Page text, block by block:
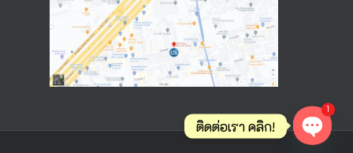
ติดต่อเรา คลิก!
1